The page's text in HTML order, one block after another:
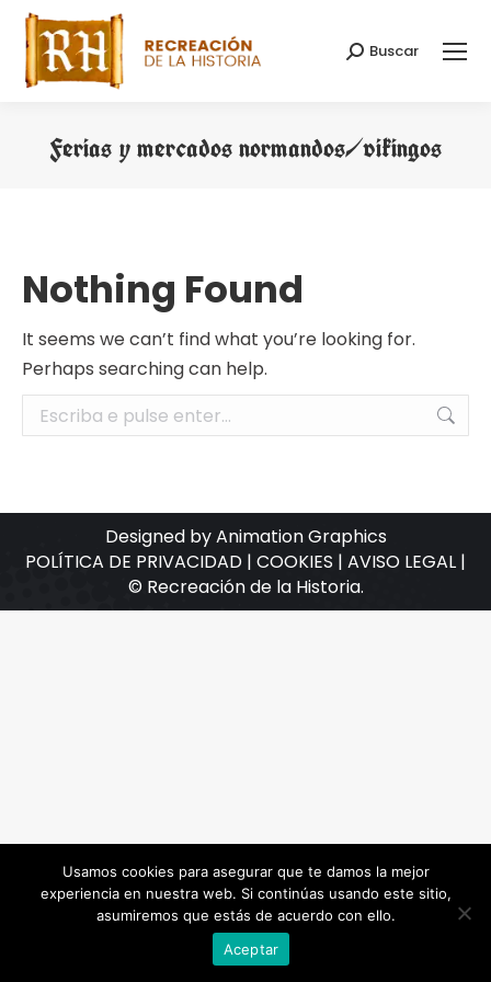
Search:
Buscar
Ferias y mercados normandos/vikingos
Nothing Found
It seems we can’t find what you’re looking for.
Perhaps searching can help.
Search:
Designed by Animation Graphics
POLÍTICA DE PRIVACIDAD | COOKIES | AVISO LEGAL |
© Recreación de la Historia.
Usamos cookies para asegurar que te damos la mejor
experiencia en nuestra web. Si continúas usando este sitio,
asumiremos que estás de acuerdo con ello.
Aceptar